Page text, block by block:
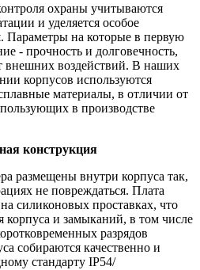
охраны учитываются
и уделяется особое
Параметры на которые в первую
- прочность и долговечность,
внешних воздействий. В наших
корпусов используются
материалы, в отличии от
в производстве
конструкция
размещены внутри корпуса так,
не повреждаться. Плата
силиконовых проставках, что
корпуса и замыканий, в том числе
разрядов
собираются качественно и
стандарту IP54/